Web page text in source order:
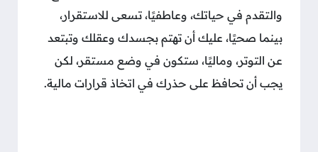
والتقدم في حياتك، وعاطفيًا، تسعى للاستقرار،
بينما صحيًا، عليك أن تهتم بجسدك وعقلك وتبتعد
عن التوتر، وماليًا، ستكون في وضع مستقر، لكن
يجب أن تحافظ على حذرك في اتخاذ قرارات مالية.